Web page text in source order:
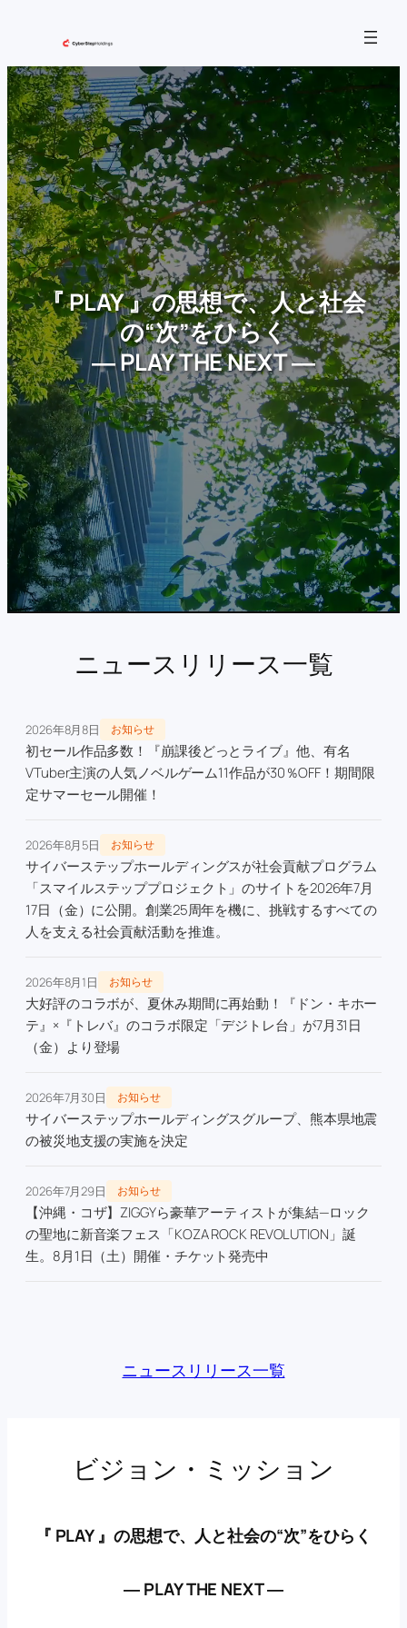
を
ス
キ
ッ
プ
『 PLAY 』の思想で、人と社会
の“次”をひらく
― PLAY THE NEXT ―
ニュースリリース一覧
2026年8月8日 お知らせ
初セール作品多数！『崩課後どっとライブ』他、有名
VTuber主演の人気ノベルゲーム11作品が30％OFF！期間限
定サマーセール開催！
2026年8月5日 お知らせ
サイバーステップホールディングスが社会貢献プログラム
「スマイルステッププロジェクト」のサイトを2026年7月
17日（金）に公開。創業25周年を機に、挑戦するすべての
人を支える社会貢献活動を推進。
2026年8月1日 お知らせ
大好評のコラボが、夏休み期間に再始動！『ドン・キホー
テ』×『トレバ』のコラボ限定「デジトレ台」が7月31日
（金）より登場
2026年7月30日 お知らせ
サイバーステップホールディングスグループ、熊本県地震
の被災地支援の実施を決定
2026年7月29日 お知らせ
【沖縄・コザ】ZIGGYら豪華アーティストが集結—ロック
の聖地に新音楽フェス「KOZA ROCK REVOLUTION」誕
生。8月1日（土）開催・チケット発売中
ニュースリリース一覧
ビジョン・ミッション
『 PLAY 』の思想で、人と社会の“次”をひらく
― PLAY THE NEXT ―